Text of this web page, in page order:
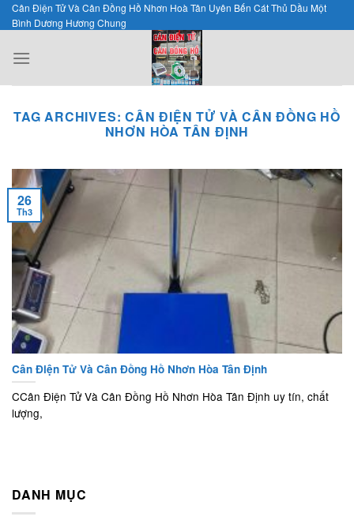
Skip
to
content
Cân Điện Tử Và Cân Đồng Hồ Nhơn Hoà Tân Uyên Bến Cát Thủ Dầu Một
Bình Dương Hương Chung
TAG ARCHIVES:CÂN ĐIỆN TỬ VÀ CÂN ĐỒNG HỒ
NHƠN HÒA TÂN ĐỊNH
Cân Điện Tử Và Cân Đồng Hồ Nhơn Hòa Tân Định
CCân Điện Tử Và Cân Đồng Hồ Nhơn Hòa Tân Định uy tín, chất
lượng,
26
Th3
DANH MỤC